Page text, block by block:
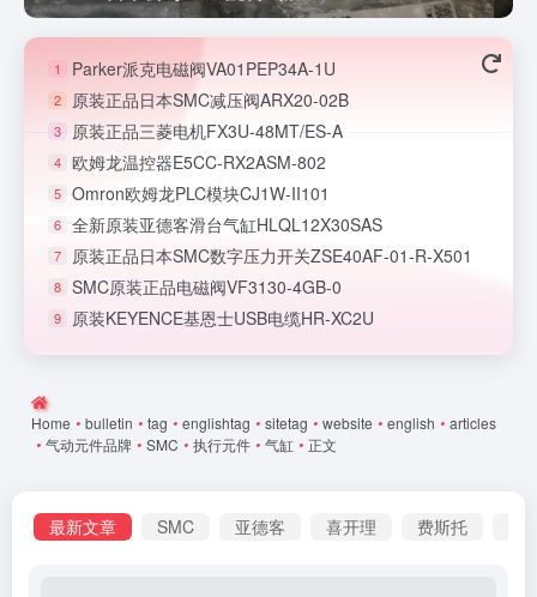
1 Parker派克电磁阀VA01PEP34A-1U
2 原装正品日本SMC减压阀ARX20-02B
3 原装正品三菱电机FX3U-48MT/ES-A
4 欧姆龙温控器E5CC-RX2ASM-802
5 Omron欧姆龙PLC模块CJ1W-II101
6 全新原装亚德客滑台气缸HLQL12X30SAS
7 原装正品日本SMC数字压力开关ZSE40AF-01-R-X501
8 SMC原装正品电磁阀VF3130-4GB-0
9 原装KEYENCE基恩士USB电缆HR-XC2U
Home • bulletin • tag • englishtag • sitetag • website • english • articles
• 气动元件品牌 • SMC • 执行元件 • 气缸 • 正文
最新文章 SMC 亚德客 喜开理 费斯托